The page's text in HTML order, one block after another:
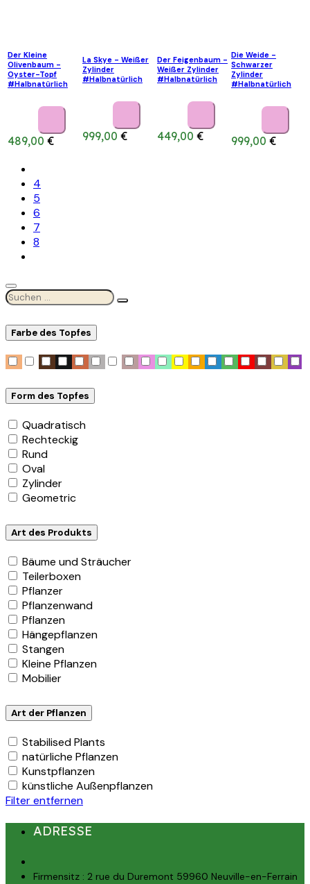
Der Kleine
Olivenbaum -
Oyster-Topf
#Halbnatürlich
489,00 €
La Skye - Weißer
Zylinder
#Halbnatürlich
999,00 €
Der Feigenbaum -
Weißer Zylinder
#Halbnatürlich
449,00 €
Die Weide -
Schwarzer
Zylinder
#Halbnatürlich
999,00 €
4
5
6
7
8
Farbe des Topfes
Form des Topfes
Quadratisch
Rechteckig
Rund
Oval
Zylinder
Geometric
Art des Produkts
Bäume und Sträucher
Teilerboxen
Pflanzer
Pflanzenwand
Pflanzen
Hängepflanzen
Stangen
Kleine Pflanzen
Mobilier
Art der Pflanzen
Stabilised Plants
natürliche Pflanzen
Kunstpflanzen
künstliche Außenpflanzen
Filter entfernen
ADRESSE
Firmensitz : 2 rue du Duremont 59960 Neuville-en-Ferrain